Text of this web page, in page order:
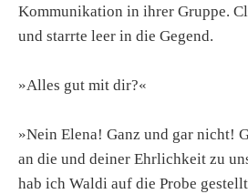
Kommunikation in ihrer Gruppe.
und starrte leer in die Gegend.
»Alles gut mit dir?«
»Nein Elena! Ganz und gar nicht!
an die und deiner Ehrlichkeit zu
hab ich Waldi auf die Probe